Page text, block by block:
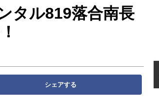
タル819落合南長
シェアする